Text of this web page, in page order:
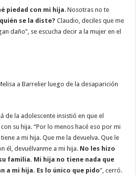
piedad con mi hija. Nosotras no te
quién se la diste? Claudio, deciles que me
daño”, se escucha decir a la mujer en el
a Barrelier luego de la desaparición
de la adolescente insistió en que el
su hija. “Por lo menos hacé eso por mi
a mi hija. Que me la devuelva. Que le
él, devuélvanme a mi hija. No les hizo
familia. Mi hija no tiene nada que
a mi hija. Es lo único que pido”, cerró.